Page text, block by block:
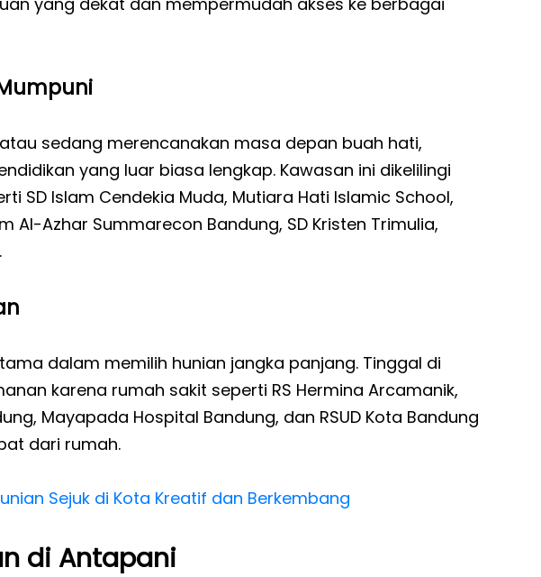
sedang merencanakan masa depan buah hati,
yang luar biasa lengkap. Kawasan ini dikelilingi
SD Islam Cendekia Muda, Mutiara Hati Islamic School,
Al-Azhar Summarecon Bandung, SD Kristen Trimulia,
dalam memilih hunian jangka panjang. Tinggal di
karena rumah sakit seperti RS Hermina Arcamanik,
Mayapada Hospital Bandung, dan RSUD Kota Bandung
dari rumah.
Sejuk di Kota Kreatif dan Berkembang
di Antapani